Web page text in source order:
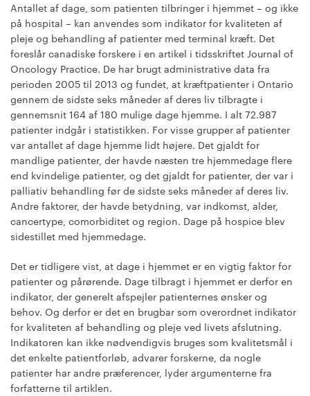
Antallet af dage, som patienten tilbringer i hjemmet – og ikke
på hospital – kan anvendes som indikator for kvaliteten af
pleje og behandling af patienter med terminal kræft. Det
foreslår canadiske forskere i en artikel i tidsskriftet Journal of
Oncology Practice. De har brugt administrative data fra
perioden 2005 til 2013 og fundet, at kræftpatienter i Ontario
gennem de sidste seks måneder af deres liv tilbragte i
gennemsnit 164 af 180 mulige dage hjemme. I alt 72.987
patienter indgår i statistikken. For visse grupper af patienter
var antallet af dage hjemme lidt højere. Det gjaldt for
mandlige patienter, der havde næsten tre hjemmedage flere
end kvindelige patienter, og det gjaldt for patienter, der var i
palliativ behandling før de sidste seks måneder af deres liv.
Andre faktorer, der havde betydning, var indkomst, alder,
cancertype, comorbiditet og region. Dage på hospice blev
sidestillet med hjemmedage.
Det er tidligere vist, at dage i hjemmet er en vigtig faktor for
patienter og pårørende. Dage tilbragt i hjemmet er derfor en
indikator, der generelt afspejler patienternes ønsker og
behov. Og derfor er det en brugbar som overordnet indikator
for kvaliteten af behandling og pleje ved livets afslutning.
Indikatoren kan ikke nødvendigvis bruges som kvalitetsmål i
det enkelte patientforløb, advarer forskerne, da nogle
patienter har andre præferencer, lyder argumenterne fra
forfatterne til artiklen.